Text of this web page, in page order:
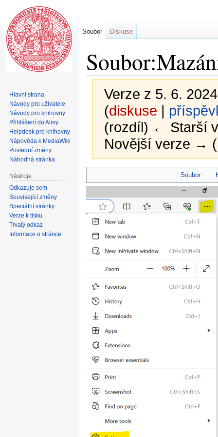
Verze z 5. 6.
(diskuse |
(rozdíl) ← Starší
Novější verze →
na
na
Soubor
Soubor Diskuse
Hlavní strana
Návody pro uživatele
Návody pro knihovny
Přihlášení do Almy
Helpdesk pro knihovny
Nápověda k MediaWiki
Poslední změny
Náhodná stránka
Nástroje
Odkazuje sem
Související změny
Speciální stránky
Verze k tisku
Trvalý odkaz
Informace o stránce